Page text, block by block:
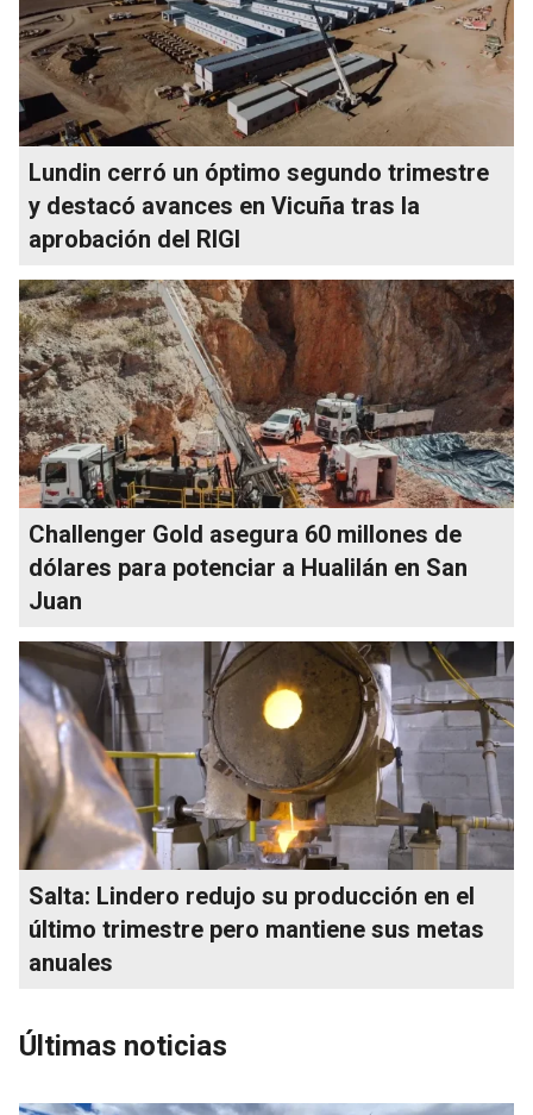
Lundin cerró un óptimo segundo trimestre
y destacó avances en Vicuña tras la
aprobación del RIGI
Challenger Gold asegura 60 millones de
dólares para potenciar a Hualilán en San
Juan
Salta: Lindero redujo su producción en el
último trimestre pero mantiene sus metas
anuales
Últimas noticias